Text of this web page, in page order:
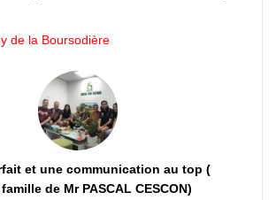
de la Boursodière
et une communication au top (
de Mr PASCAL CESCON)